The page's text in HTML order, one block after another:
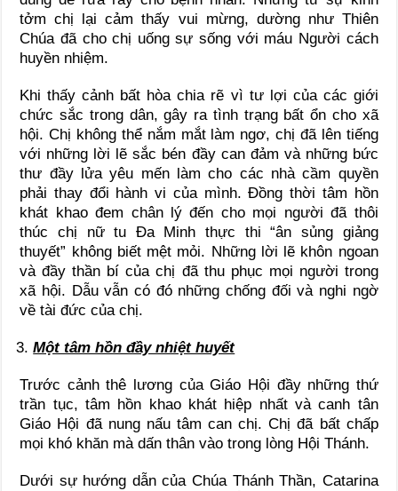
tởm chị lại cảm thấy vui mừng, dường như Thiên
Chúa đã cho chị uống sự sống với máu Người cách
huyền nhiệm.
Khi thấy cảnh bất hòa chia rẽ vì tư lợi của các giới
chức sắc trong dân, gây ra tình trạng bất ổn cho xã
hội. Chị không thể nắm mắt làm ngơ, chị đã lên tiếng
với những lời lẽ sắc bén đầy can đảm và những bức
thư đầy lửa yêu mến làm cho các nhà cầm quyền
phải thay đổi hành vi của mình. Đồng thời tâm hồn
khát khao đem chân lý đến cho mọi người đã thôi
thúc chị nữ tu Đa Minh thực thi “ân sủng giảng
thuyết” không biết mệt mỏi. Những lời lẽ khôn ngoan
và đầy thần bí của chị đã thu phục mọi người trong
xã hội. Dẫu vẫn có đó những chống đối và nghi ngờ
về tài đức của chị.
Một tâm hồn đầy nhiệt huyết
Trước cảnh thê lương của Giáo Hội đầy những thứ
trần tục, tâm hồn khao khát hiệp nhất và canh tân
Giáo Hội đã nung nấu tâm can chị. Chị đã bất chấp
mọi khó khăn mà dấn thân vào trong lòng Hội Thánh.
Dưới sự hướng dẫn của Chúa Thánh Thần, Catarina